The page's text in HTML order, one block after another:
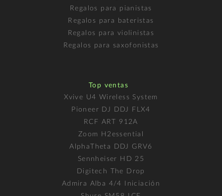
Regalos para pianistas
Regalos para bateristas
Regalos para violinistas
Regalos para saxofonistas
Top ventas
Xvive U4 Wireless System
Pioneer DJ DDJ FLX4
RCF ART 912A
Zoom H2essential
AlphaTheta DDJ GRV6
Sennheiser HD 25
Digitech The Drop
Admira Alba 4/4 Iniciación